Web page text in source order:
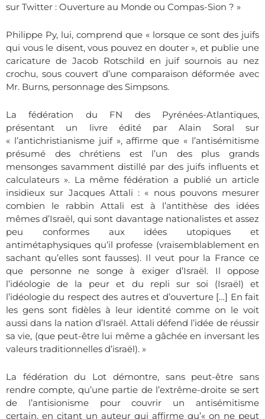
sur Twitter : Ouverture au Monde ou Compas-Sion ? »
Philippe Py, lui, comprend que « lorsque ce sont des juifs
qui vous le disent, vous pouvez en douter », et publie une
caricature de Jacob Rotschild en juif sournois au nez
crochu, sous couvert d’une comparaison déformée avec
Mr. Burns, personnage des Simpsons.
La fédération du FN des Pyrénées-Atlantiques,
présentant un livre édité par Alain Soral sur
« l’antichristianisme juif », affirme que « l’antisémitisme
présumé des chrétiens est l’un des plus grands
mensonges savamment distillé par des juifs influents et
calculateurs ». La même fédération a publié un article
insidieux sur Jacques Attali : « nous pouvons mesurer
combien le rabbin Attali est à l’antithèse des idées
mêmes d’Israël, qui sont davantage nationalistes et assez
peu conformes aux idées utopiques et
antimétaphysiques qu’il professe (vraisemblablement en
sachant qu’elles sont fausses). Il veut pour la France ce
que personne ne songe à exiger d’Israël. Il oppose
l’idéologie de la peur et du repli sur soi (Israël) et
l’idéologie du respect des autres et d’ouverture […] En fait
les gens sont fidèles à leur identité comme on le voit
aussi dans la nation d’Israël. Attali défend l’idée de réussir
sa vie, (que peut-être lui même a gâchée en inversant les
valeurs traditionnelles d’israël). »
La fédération du Lot démontre, sans peut-être sans
rendre compte, qu’une partie de l’extrême-droite se sert
de l’antisionisme pour couvrir un antisémitisme
certain, en citant un auteur qui affirme qu’« on ne peut